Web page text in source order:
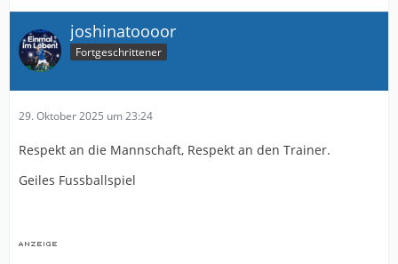
joshinatoooor
Fortgeschrittener
29. Oktober 2025 um 23:24
Respekt an die Mannschaft, Respekt an den Trainer.
Geiles Fussballspiel